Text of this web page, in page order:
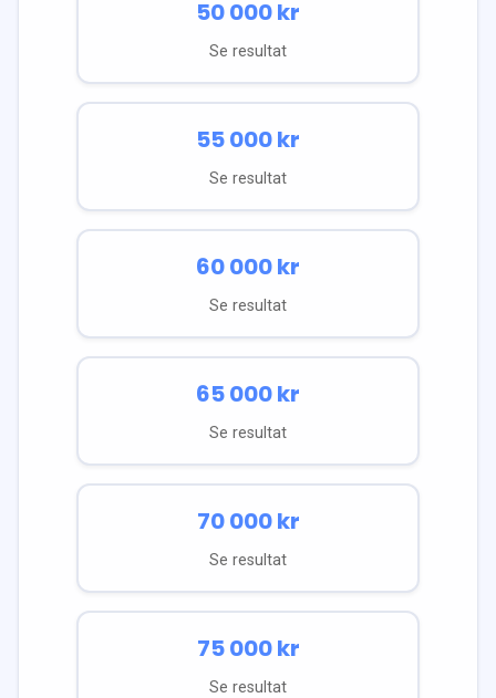
50 000kr
Se resultat
55 000kr
Se resultat
60 000kr
Se resultat
65 000kr
Se resultat
70 000kr
Se resultat
75 000kr
Se resultat